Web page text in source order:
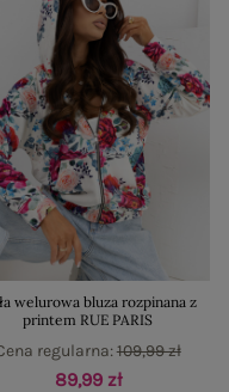
welurowa bluza rozpinana z
printem RUE PARIS
89,99 zł
regularna:109,99 zł